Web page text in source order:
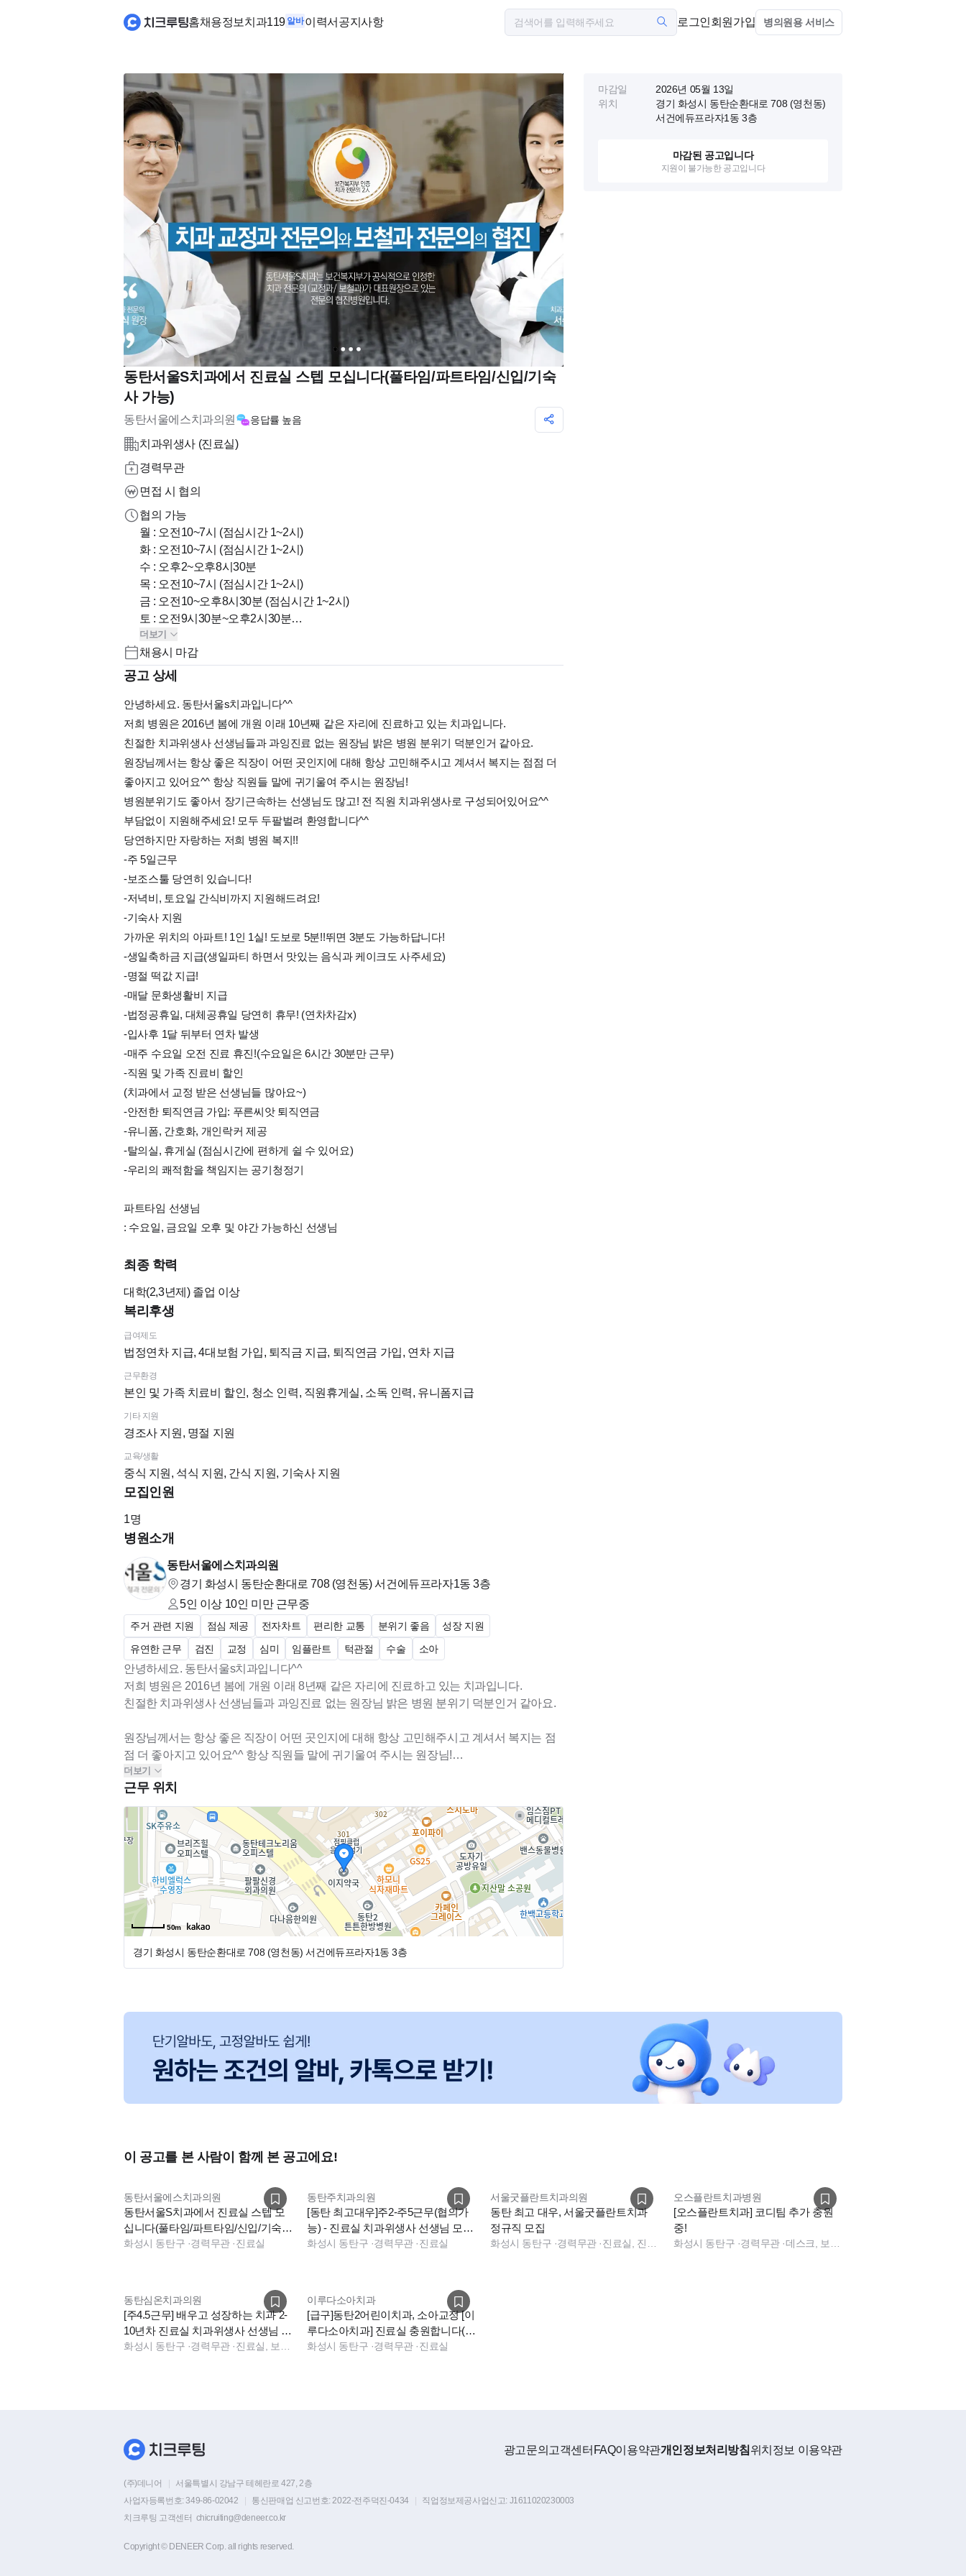
홈채용정보 치과119 알바이력서 공지사항 로그인회원가입 병의원용 서비스
동탄서울S치과에서 진료실 스텝 모십니다(풀타임/파트타임/신입/기숙
사 가능)
동탄서울에스치과의원 응답률 높음
치과위생사 (진료실)
경력무관
면접 시 협의
협의 가능
월 : 오전10~7시 (점심시간 1~2시)
화 : 오전10~7시 (점심시간 1~2시)
수 : 오후2~오후8시30분
목 : 오전10~7시 (점심시간 1~2시)
금 : 오전10~오후8시30분 (점심시간 1~2시)
토 : 오전9시30분~오후2시30분
주5일 근무
더보기
채용시 마감
공고 상세
안녕하세요. 동탄서울s치과입니다^^
저희 병원은 2016년 봄에 개원 이래 10년째 같은 자리에 진료하고 있는 치과입니다.
친절한 치과위생사 선생님들과 과잉진료 없는 원장님 밝은 병원 분위기 덕분인거 같아요.
원장님께서는 항상 좋은 직장이 어떤 곳인지에 대해 항상 고민해주시고 계셔서 복지는 점점 더
좋아지고 있어요^^ 항상 직원들 말에 귀기울여 주시는 원장님!
병원분위기도 좋아서 장기근속하는 선생님도 많고! 전 직원 치과위생사로 구성되어있어요^^
부담없이 지원해주세요! 모두 두팔벌려 환영합니다^^
당연하지만 자랑하는 저희 병원 복지!!
-주 5일근무
-보조스툴 당연히 있습니다!
-저녁비, 토요일 간식비까지 지원해드려요!
-기숙사 지원
가까운 위치의 아파트! 1인 1실! 도보로 5분!!뛰면 3분도 가능하답니다!
-생일축하금 지급(생일파티 하면서 맛있는 음식과 케이크도 사주세요)
-명절 떡값 지급!
-매달 문화생활비 지급
-법정공휴일, 대체공휴일 당연히 휴무! (연차차감x)
-입사후 1달 뒤부터 연차 발생
-매주 수요일 오전 진료 휴진!(수요일은 6시간 30분만 근무)
-직원 및 가족 진료비 할인
(치과에서 교정 받은 선생님들 많아요~)
-안전한 퇴직연금 가입: 푸른씨앗 퇴직연금
-유니폼, 간호화, 개인락커 제공
-탈의실, 휴게실 (점심시간에 편하게 쉴 수 있어요)
-우리의 쾌적함을 책임지는 공기청정기
파트타임 선생님
: 수요일, 금요일 오후 및 야간 가능하신 선생님
최종 학력
대학(2,3년제)졸업 이상
복리후생
급여제도
법정연차 지급, 4대보험 가입, 퇴직금 지급, 퇴직연금 가입, 연차 지급
근무환경
본인 및 가족 치료비 할인, 청소 인력, 직원휴게실, 소독 인력, 유니폼지급
기타 지원
경조사 지원, 명절 지원
교육/생활
중식 지원, 석식 지원, 간식 지원, 기숙사 지원
모집인원
1명
병원소개
동탄서울에스치과의원
경기 화성시 동탄순환대로 708 (영천동) 서건에듀프라자1동 3층
5인 이상 10인 미만근무중
주거 관련 지원 점심 제공 전자차트 편리한 교통 분위기 좋음
성장 지원
유연한 근무
검진 교정 심미 임플란트 턱관절 수술 소아
안녕하세요. 동탄서울s치과입니다^^
저희 병원은 2016년 봄에 개원 이래 8년째 같은 자리에 진료하고 있는 치과입니다.
친절한 치과위생사 선생님들과 과잉진료 없는 원장님 밝은 병원 분위기 덕분인거 같아요.
원장님께서는 항상 좋은 직장이 어떤 곳인지에 대해 항상 고민해주시고 계셔서 복지는 점
점 더 좋아지고 있어요^^ 항상 직원들 말에 귀기울여 주시는 원장님!
병원분위기도 좋아서 장기근속하는 선생님도 많고! 전 직원 치과위생사로 구성되어있어요
^^
부담없이 지원해주세요! 모두 두팔벌려 환영합니다^^
당연하지만 자랑하는 저희 병원 복지!!
-주 5일근무
-보조스툴 당연히 있습니다!
-저녁비, 토요일 간식비까지 지원해드려요!
가까운 위치의 아파트! 1인 1실! 도보로 5분!!뛰면 3분도 가능하답니다!
-매달 문화생활비 지급
-입사후 1달 뒤부터 연차 발생 (1년에 15개!!)
-매주 수요일 오전 진료 휴진!(수요일은 6시간 30분만 근무)
-직원 및 가족 진료비 할인
(치과에서 교정 받은 선생님들 많아요~)
-탈의실, 휴게실 (점심시간에 편하게 쉴 수 있어요)
더보기
근무 위치
50m
경기 화성시 동탄순환대로 708 (영천동) 서건에듀프라자1동 3층
마감일
2026년 05월 13일
위치
경기 화성시 동탄순환대로 708 (영천동)
서건에듀프라자1동 3층
마감된 공고입니다
지원이 불가능한 공고입니다
이 공고를 본 사람이 함께 본 공고에요!
동탄서울에스치과의원
동탄서울S치과에서 진료실 스텝 모
십니다(풀타임/파트타임/신입/기숙사
가능)
화성시 동탄구 ·경력무관·진료실
동탄주치과의원
[동탄 최고대우]주2-주5근무(협의가
능) - 진료실 치과위생사 선생님 모십
니다.(야간없음)
화성시 동탄구 ·경력무관·진료실
서울굿플란트치과의원
동탄 최고 대우, 서울굿플란트치과
정규직 모집
화성시 동탄구 ·경력무관·
오스플란트치과병원
[오스플란트치과] 코디팀 추가 충원
중!
화성시 동탄구 ·경력무관·
동탄심온치과의원
[주4.5근무] 배우고 성장하는 치과 2-
10년차 진료실 치과위생사 선생님 모
십니다.
화성시 동탄구 ·경력무관·
이루다소아치과
[급구]동탄2어린이치과, 소아교정 [이
루다소아치과] 진료실 충원합니다(주
5,야간x)
화성시 동탄구 ·경력무관·진료실
광고문의 고객센터 FAQ이용약관개인정보처리방침위치정보 이용약관
(주)데니어
서울특별시 강남구 테헤란로 427, 2층
사업자등록번호:349-86-02042 통신판매업 신고번호:2022-전주덕진-0434 직업정보제공사업신고: J1611020230003
치크루팅 고객센터 chicruiting@deneer.co.kr
Copyright © DENEER Corp. all rights reserved.